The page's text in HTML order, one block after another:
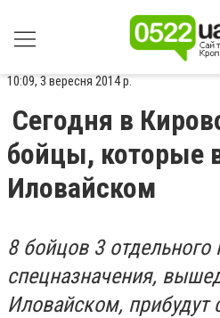
10:09, 3 вересня 2014 р.
Сегодня в
бойцы, которые
Иловайском
8 бойцов 3 отдельного
спецназначения,
Иловайском, прибудут